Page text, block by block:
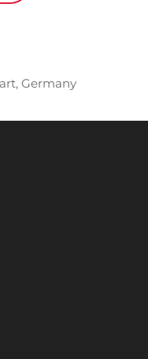
Germany